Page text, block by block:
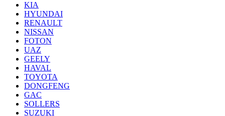
KIA
HYUNDAI
RENAULT
NISSAN
FOTON
UAZ
GEELY
HAVAL
TOYOTA
DONGFENG
GAC
SOLLERS
SUZUKI